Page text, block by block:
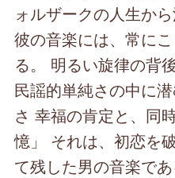
ォルザークの人生か
彼の音楽には、常に
る。 明るい旋律の背
民謡的単純さの中に
さ 幸福の肯定と、同
憶」 それは、初恋を
て残した男の音楽で